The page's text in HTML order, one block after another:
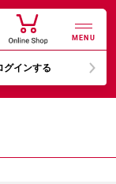
MENU
グインする